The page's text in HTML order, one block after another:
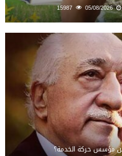
05/08/2026
15987
مؤسس حركة الخدمة؟